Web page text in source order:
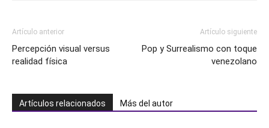
Artículo anterior
Percepción visual versus
realidad física
Artículo siguiente
Pop y Surrealismo con toque
venezolano
Artículos relacionados Más del autor